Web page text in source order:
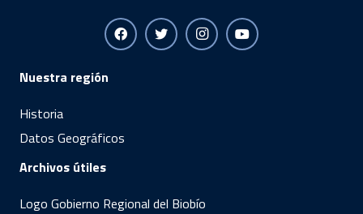
Nuestra región
Historia
Datos Geográficos
Archivos útiles
Logo Gobierno Regional del Biobío